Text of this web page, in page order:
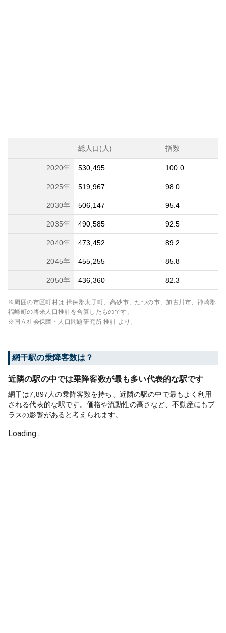
総人口(人) 指数
2020年 530,495 100.0
2025年 519,967 98.0
2030年 506,147 95.4
2035年 490,585 92.5
2040年 473,452 89.2
2045年 455,255 85.8
2050年 436,360 82.3
※周囲の市区町村は 揖保郡太子町、高砂市、たつの市、加古川市、神崎郡
福崎町の将来人口推計を合算したものです。
※国立社会保障・人口問題研究所 推計 より。
網干駅の乗降客数は？
近隣の駅の中では乗降客数が最も多い代表的な駅です
網干は7,897人の乗降客数を持ち、近隣の駅の中で最もよく利用
される代表的な駅です。価格や流動性の高さなど、不動産にもプ
ラスの影響があると考えられます。
Loading...